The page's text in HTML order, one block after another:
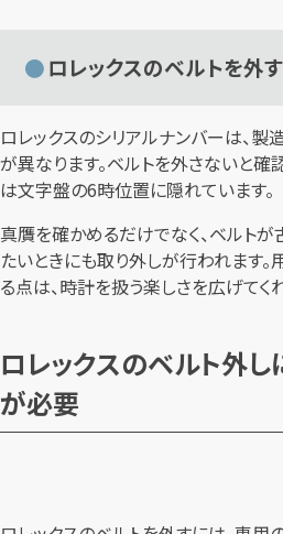
ロレックスのベルトを外
ロレックスのシリアルナンバーは、
が異なります。ベルトを外さないと確
は文字盤の6時位置に隠れています。
真贋を確かめるだけでなく、ベルトが
たいときにも取り外しが行われます
る点は、時計を扱う楽しさを広げてく
ロレックスのベルト外し
が必要